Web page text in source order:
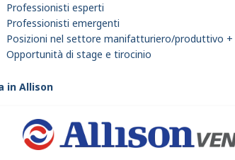
Professionisti esperti
Professionisti emergenti
Posizioni nel settore manifatturiero/produttivo
Opportunità di stage e tirocinio
in Allison